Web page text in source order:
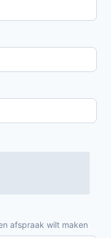
afspraak wilt maken